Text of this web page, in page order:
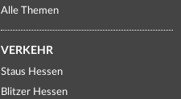
Alle Themen
VERKEHR
Staus Hessen
Blitzer Hessen